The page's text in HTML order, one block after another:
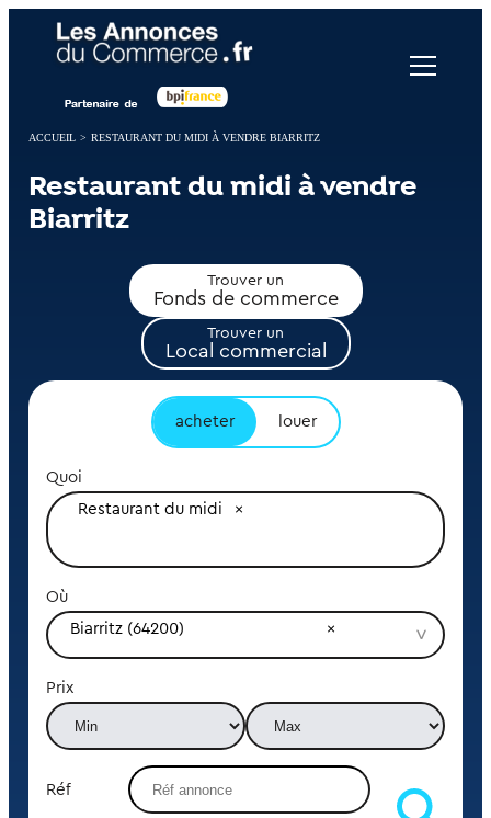
ACCUEIL > RESTAURANT DU MIDI À VENDRE BIARRITZ
Restaurant du midi à vendre
Biarritz
Trouver un
Fonds de commerce
Trouver un
Local commercial
acheter louer
Quoi
Restaurant du midi
Où
Biarritz (64200)
Prix
Réf
Panneau de gestion des cookies